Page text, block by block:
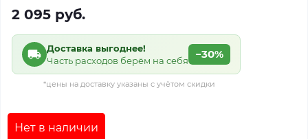
2 095 руб.
Доставка выгоднее!
Часть расходов берём на себя
−30%
*цены на доставку указаны с учётом скидки
Нет в наличии